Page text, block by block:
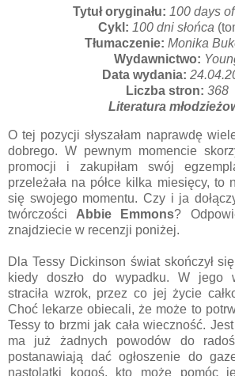
Tytuł oryginału: 100 days
Cykl: 100 dni słońca
Tłumaczenie: Monika
Wydawnictwo:
Data wydania:
Liczba stron: 368
Literatura
O tej pozycji słyszałam naprawdę
dobrego. W pewnym momencie
promocji i zakupiłam swój
przeleżała na półce kilka miesięcy, to
się swojego momentu. Czy i ja
twórczości Abbie Emmons?
znajdziecie w recenzji poniżej.
Dla Tessy Dickinson świat skończył
kiedy doszło do wypadku. W jego
straciła wzrok, przez co jej życie
Choć lekarze obiecali, że może to
Tessy to brzmi jak cała wieczność.
ma już żadnych powodów do
postanawiają dać ogłoszenie do
nastolatki kogoś, kto może pomóc